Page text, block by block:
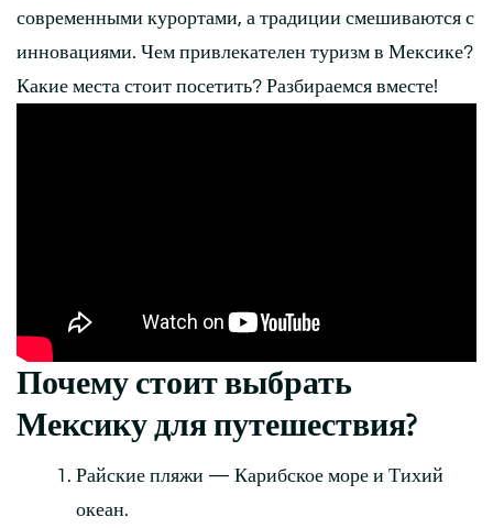
современными курортами, а традиции смешиваются с
инновациями. Чем привлекателен туризм в Мексике?
Какие места стоит посетить? Разбираемся вместе!
Почему стоит выбрать
Мексику для путешествия?
Райские пляжи — Карибское море и Тихий
океан.